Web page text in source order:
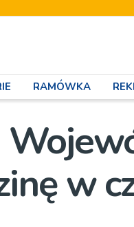
RAMÓWKA
w